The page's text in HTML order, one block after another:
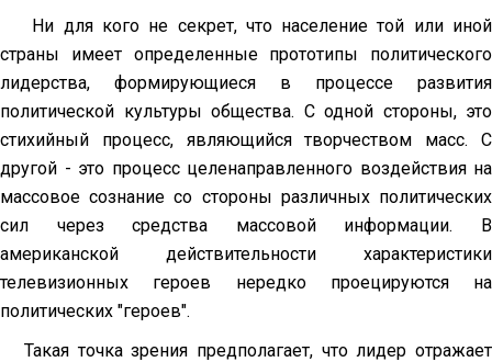
Ни для кого не секрет, что население той или иной
страны имеет определенные прототипы политического
лидерства, формирующиеся в процессе развития
политической культуры общества. С одной стороны, это
стихийный процесс, являющийся творчеством масс. С
другой - это процесс целенаправленного воздействия на
массовое сознание со стороны различных политических
сил через средства массовой информации. В
американской действительности характеристики
телевизионных героев нередко проецируются на
политических "героев".
Такая точка зрения предполагает, что лидер отражает